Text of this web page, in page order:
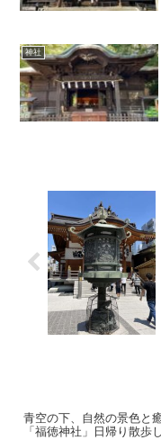
神社
青空の下、自然の景色と
「福徳神社」日帰り散歩